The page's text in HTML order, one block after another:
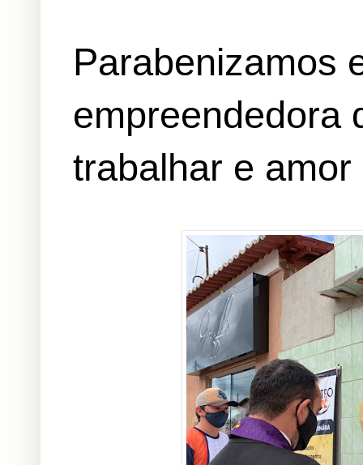
Parabenizamos
empreendedora
trabalhar e